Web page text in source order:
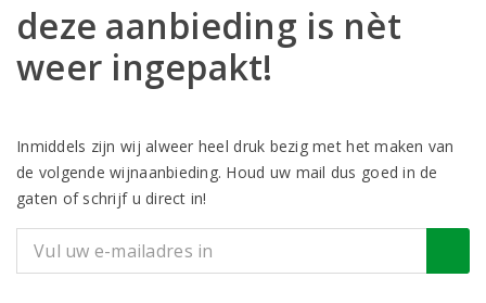
deze aanbieding is nèt
weer ingepakt!
Inmiddels zijn wij alweer heel druk bezig met het maken van
de volgende wijnaanbieding. Houd uw mail dus goed in de
gaten of schrijf u direct in!